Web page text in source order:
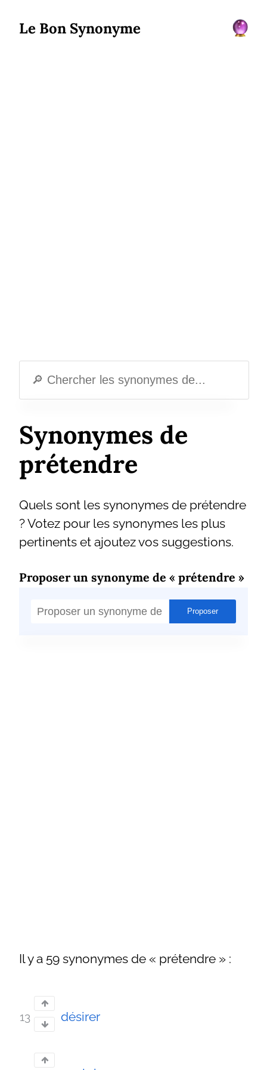
Le Bon Synonyme
Synonymes de
prétendre
Quels sont les synonymes de prétendre
? Votez pour les synonymes les plus
pertinents et ajoutez vos suggestions.
Proposer un synonyme de « prétendre »
Il y a 59 synonymes de « prétendre » :
13 désirer